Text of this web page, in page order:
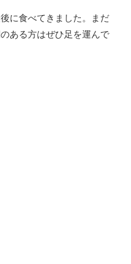
に食べてきました。まだ
ある方はぜひ足を運んで